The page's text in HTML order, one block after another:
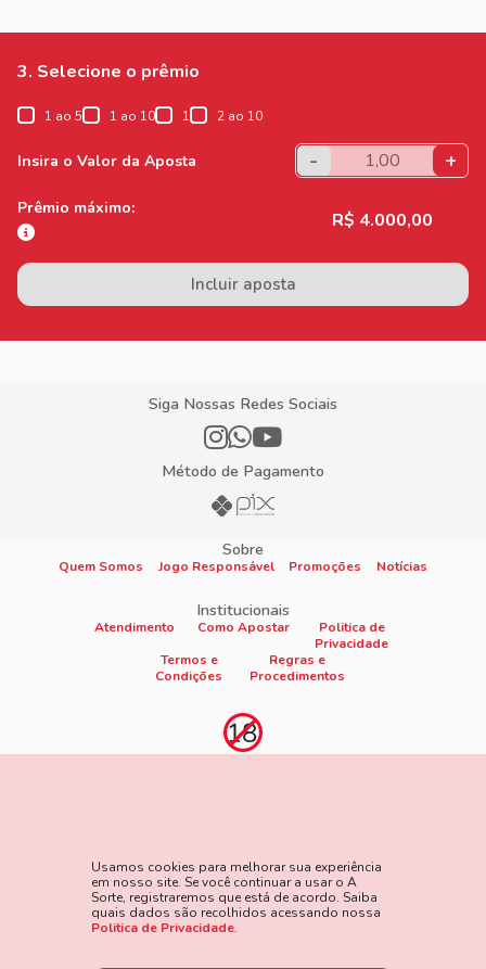
3. Selecione o prêmio
1 ao 5 1 ao 10 1 2 ao 10
Insira o Valor da Aposta - +
Prêmio máximo:
R$ 4.000,00
Incluir aposta
Usamos cookies para melhorar sua experiência
em nosso site. Se você continuar a usar o A
Sorte, registraremos que está de acordo. Saiba
quais dados são recolhidos acessando nossa
Politica de Privacidade.
Siga Nossas Redes Sociais
Método de Pagamento
Sobre
Quem Somos Jogo Responsável Promoções Notícias
Institucionais
Atendimento Como Apostar
Politica de
Privacidade
Termos e
Condições
Regras e
Procedimentos
perdas financeiras e em excesso podem causar riscos à saúde.
Veja nossa página de Jogo Responsável para mais detalhes e
as ferramentas disponíveis. Jogue com responsabilidade:
www.gamblersanonymous.orgAcesse aqui os Termos e
Condições do site.